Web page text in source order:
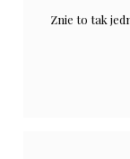
Znie to tak